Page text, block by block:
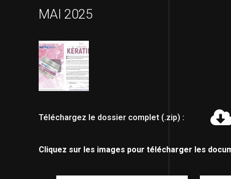
MAI 2025
Téléchargez le dossier complet (.zip) :
Cliquez sur les images pour télécharger les